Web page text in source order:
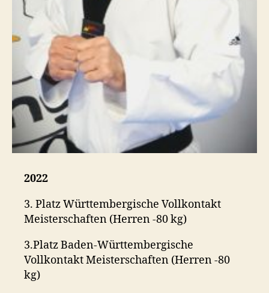
2022
3. Platz Württembergische Vollkontakt
Meisterschaften (Herren -80 kg)
3.Platz Baden-Württembergische
Vollkontakt Meisterschaften (Herren -80
kg)